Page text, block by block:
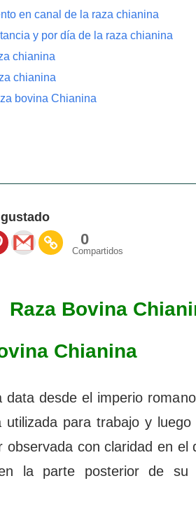
en canal de la raza chianina
y por día de la raza chianina
chianina
chianina
bovina Chianina
0
Compartidos
Bovina
Chianina
data desde el imperio
para trabajo y
con claridad en el
la parte posterior de su